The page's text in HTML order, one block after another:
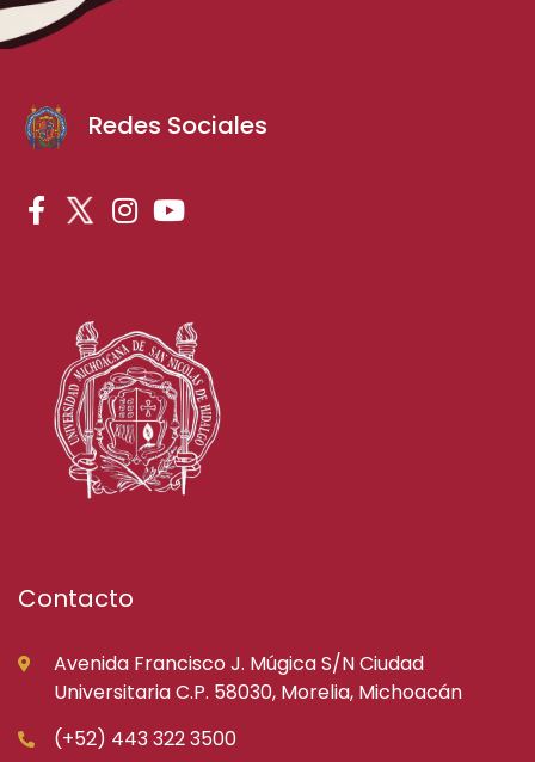
Redes Sociales
Contacto
Avenida Francisco J. Múgica S/N Ciudad
Universitaria C.P. 58030, Morelia, Michoacán
(+52) 443 322 3500